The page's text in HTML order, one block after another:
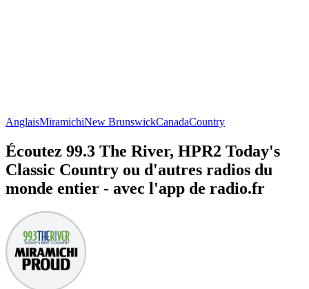
AnglaisMiramichiNew BrunswickCanadaCountry
Écoutez 99.3 The River, HPR2 Today's
Classic Country ou d'autres radios du
monde entier - avec l'app de radio.fr